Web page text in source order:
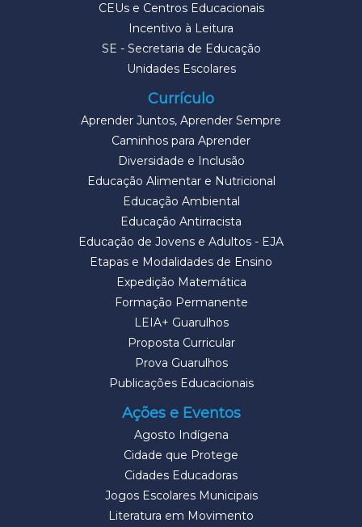
CEUs e Centros Educacionais
Incentivo à Leitura
SE - Secretaria de Educação
Unidades Escolares
Currículo
Aprender Juntos, Aprender Sempre
Caminhos para Aprender
Diversidade e Inclusão
Educação Alimentar e Nutricional
Educação Ambiental
Educação Antirracista
Educação de Jovens e Adultos - EJA
Etapas e Modalidades de Ensino
Expedição Matemática
Formação Permanente
LEIA+ Guarulhos
Proposta Curricular
Prova Guarulhos
Publicações Educacionais
Ações e Eventos
Agosto Indígena
Cidade que Protege
Cidades Educadoras
Jogos Escolares Municipais
Literatura em Movimento